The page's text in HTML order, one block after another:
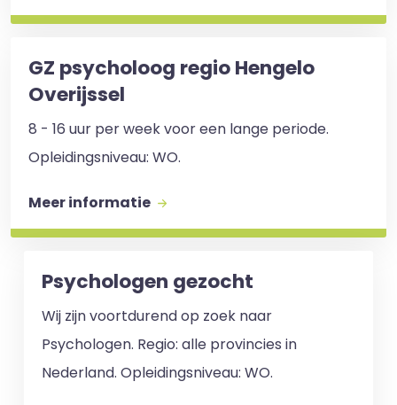
GZ psycholoog regio Hengelo
Overijssel
8 - 16 uur per week voor een lange periode.
Opleidingsniveau: WO.
Meer informatie
Psychologen gezocht
Wij zijn voortdurend op zoek naar
Psychologen. Regio: alle provincies in
Nederland. Opleidingsniveau: WO.